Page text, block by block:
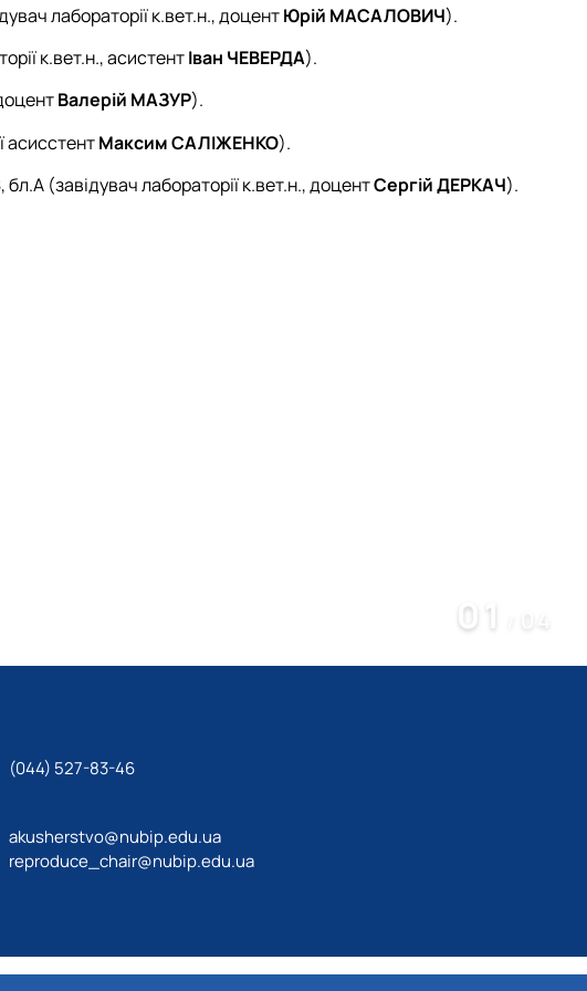
лабораторії к.вет.н., доцентЮрій МАСАЛОВИЧ).
к.вет.н., асистентІван ЧЕВЕРДА).
Валерій МАЗУР).
асисстентМаксим САЛІЖЕНКО).
(завідувач лабораторії к.вет.н., доцентСергій ДЕРКАЧ).
01
(044) 527-83-46
akusherstvo@nubip.edu.ua
reproduce_chair@nubip.edu.ua